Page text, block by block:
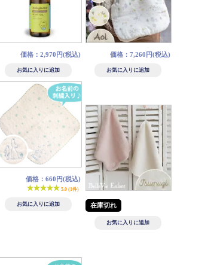
価格：2,970円(税込) 価格：7,260円(税込)
価格：660円(税込)
5.0 (1件)
在庫切れ